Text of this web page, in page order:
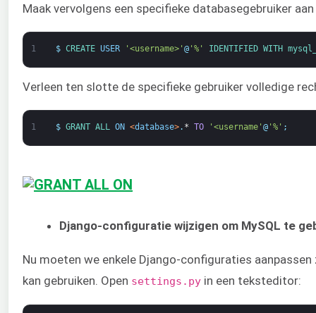
Maak vervolgens een specifieke databasegebruiker
1 $ CREATE USER '<username>' @'%' IDENTIFIED WITH
Verleen ten slotte de specifieke gebruiker volledige
1 $ GRANT ALL ON <database>. * TO '<username' @'%' ;
Django-configuratie wijzigen om MySQL te
Nu moeten we enkele Django-configuraties
kan gebruiken. Open settings.py in een teksteditor: